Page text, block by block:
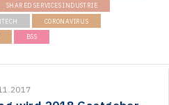
SHARED SERVICES INDUSTRIE
CORONAVIRUS
BSS